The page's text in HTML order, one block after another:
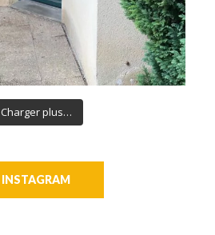
Charger plus…
INSTAGRAM